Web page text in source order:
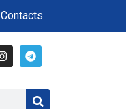
Contacts